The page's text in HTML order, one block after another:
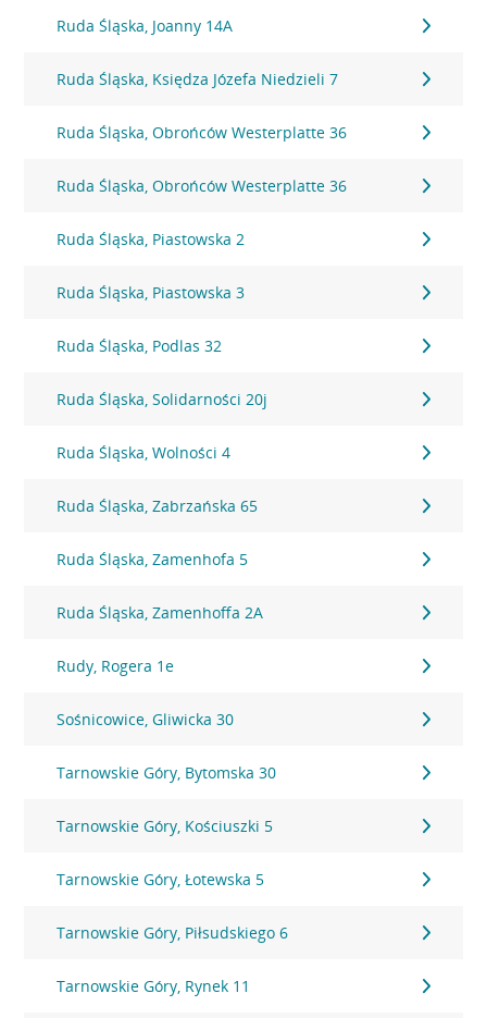
Ruda Śląska, Joanny 14A
Ruda Śląska, Księdza Józefa Niedzieli 7
Ruda Śląska, Obrońców Westerplatte 36
Ruda Śląska, Obrońców Westerplatte 36
Ruda Śląska, Piastowska 2
Ruda Śląska, Piastowska 3
Ruda Śląska, Podlas 32
Ruda Śląska, Solidarności 20j
Ruda Śląska, Wolności 4
Ruda Śląska, Zabrzańska 65
Ruda Śląska, Zamenhofa 5
Ruda Śląska, Zamenhoffa 2A
Rudy, Rogera 1e
Sośnicowice, Gliwicka 30
Tarnowskie Góry, Bytomska 30
Tarnowskie Góry, Kościuszki 5
Tarnowskie Góry, Łotewska 5
Tarnowskie Góry, Piłsudskiego 6
Tarnowskie Góry, Rynek 11